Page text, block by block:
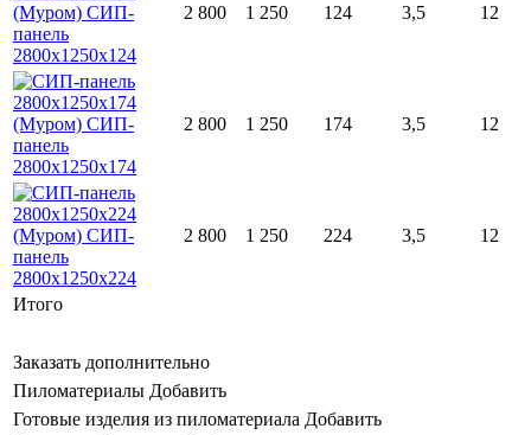
2 800 1 250 124 3,5 12
2 800 1 250 174 3,5 12
2 800 1 250 224 3,5 12
Итого
Заказать дополнительно
Пиломатериалы Добавить
Готовые изделия из пиломатериала Добавить